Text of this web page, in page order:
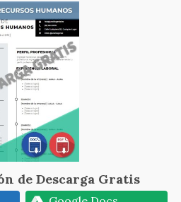
de Descarga Gratis